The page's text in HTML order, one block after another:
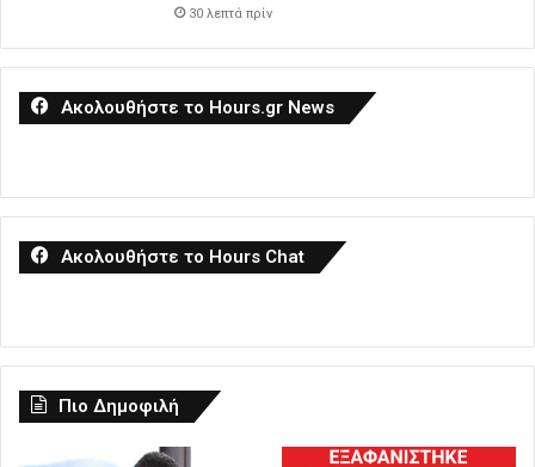
30 λεπτά πρίν
Ακολουθήστε το Hours.gr News
Ακολουθήστε το Hours Chat
Πιο Δημοφιλή